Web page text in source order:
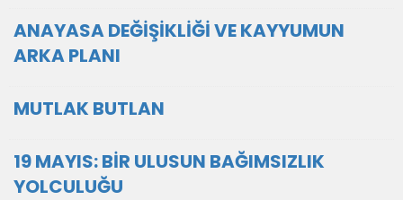
ANAYASA DEĞİŞİKLİĞİ VE KAYYUMUN
ARKA PLANI
MUTLAK BUTLAN
19 MAYIS: BİR ULUSUN BAĞIMSIZLIK
YOLCULUĞU